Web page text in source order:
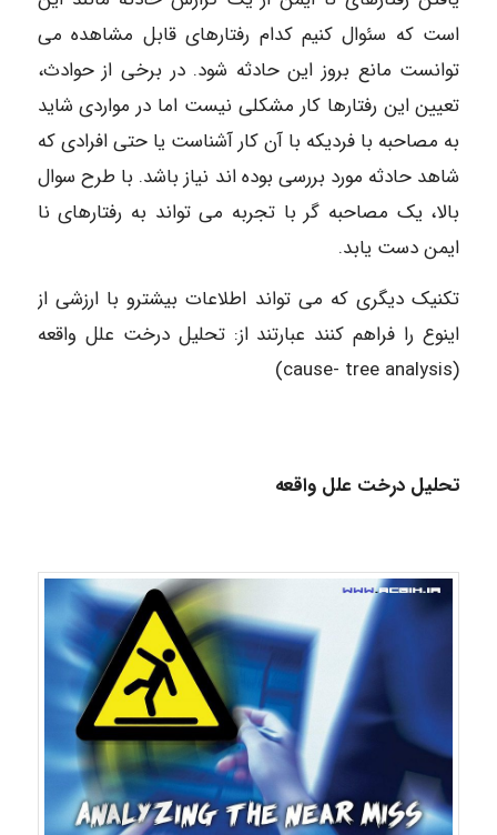
است که سئوال کنیم کدام رفتارهای قابل مشاهده می
توانست مانع بروز این حادثه شود. در برخی از حوادث،
تعیین این رفتارها کار مشکلی نیست اما در مواردی شاید
به مصاحبه با فردیکه با آن کار آشناست یا حتی افرادی که
شاهد حادثه مورد بررسی بوده اند نیاز باشد. با طرح سوال
بالا، یک مصاحبه گر با تجربه می تواند به رفتارهای نا
ایمن دست یابد.
تکنیک دیگری که می تواند اطلاعات بیشترو با ارزشی از
اینوع را فراهم کنند عبارتند از: تحلیل درخت علل واقعه
(cause- tree analysis)
تحلیل درخت علل واقعه